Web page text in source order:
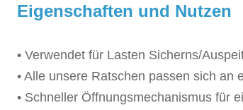
Eigenschaften und Nutzen
• Verwendet für Lasten Sicherns/
• Alle unsere Ratschen passen sich
• Schneller Öffnungsmechanismus für